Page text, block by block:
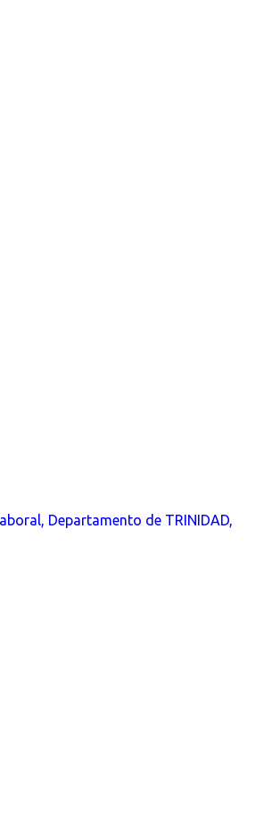
Departamento de TRINIDAD,